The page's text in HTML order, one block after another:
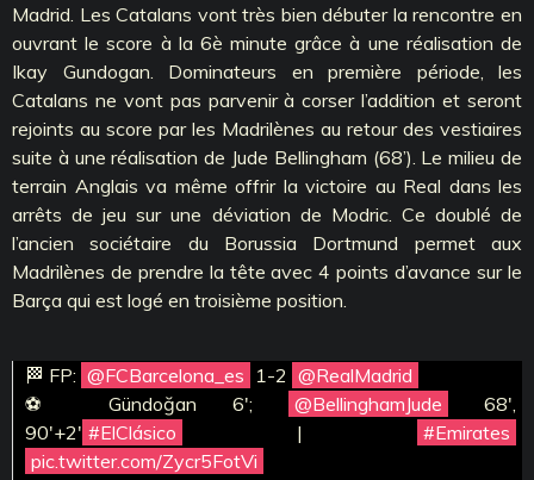
Madrid. Les Catalans vont très bien débuter la rencontre en
ouvrant le score à la 6è minute grâce à une réalisation de
Ikay Gundogan. Dominateurs en première période, les
Catalans ne vont pas parvenir à corser l’addition et seront
rejoints au score par les Madrilènes au retour des vestiaires
suite à une réalisation de Jude Bellingham (68’). Le milieu de
terrain Anglais va même offrir la victoire au Real dans les
arrêts de jeu sur une déviation de Modric. Ce doublé de
l’ancien sociétaire du Borussia Dortmund permet aux
Madrilènes de prendre la tête avec 4 points d’avance sur le
Barça qui est logé en troisième position.
🏁 FP: @FCBarcelona_es 1-2 @RealMadrid
⚽ Gündoğan 6';
@BellinghamJude
68',
90'+2' #ElClásico |
#Emirates
pic.twitter.com/Zycr5FotVi